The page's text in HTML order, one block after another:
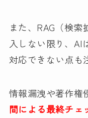
また、RAG（検
入しない限り、AI
対応できない点も
情報漏洩や著作権
間による最終チェ